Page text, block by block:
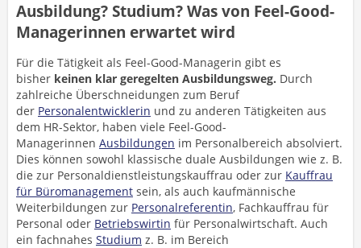
Ausbildung? Studium? Was von Feel-Good-
Managerinnen erwartet wird
Für die Tätigkeit als Feel-Good-Managerin gibt es
bisher keinen klar geregelten Ausbildungsweg. Durch
zahlreiche Überschneidungen zum Beruf
der Personalentwicklerin und zu anderen Tätigkeiten aus
dem HR-Sektor, haben viele Feel-Good-
Managerinnen Ausbildungen im Personalbereich absolviert.
Dies können sowohl klassische duale Ausbildungen wie z. B.
die zur Personaldienstleistungskauffrau oder zur Kauffrau
für Büromanagement sein, als auch kaufmännische
Weiterbildungen zur Personalreferentin, Fachkauffrau für
Personal oder Betriebswirtin für Personalwirtschaft. Auch
ein fachnahes Studium z. B. im Bereich